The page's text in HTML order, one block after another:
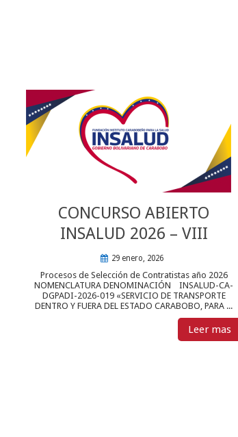
CONCURSO ABIERTO
INSALUD 2026 – VIII
29 enero, 2026
Procesos de Selección de Contratistas año 2026
NOMENCLATURA DENOMINACIÓN INSALUD-CA-
DGPADI-2026-019 «SERVICIO DE TRANSPORTE
DENTRO Y FUERA DEL ESTADO CARABOBO, PARA ...
Leer mas